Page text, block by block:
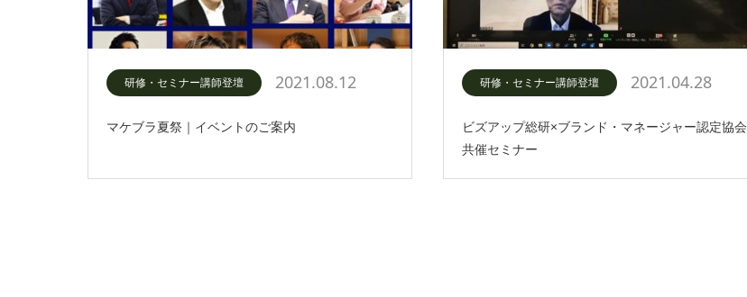
研修・セミナー講師登壇 2021.08.12
マケブラ夏祭｜イベントのご案内
研修・セミナー講師登壇 2021.04.28
ビズアップ総研×ブランド・マネージャー認定協会
共催セミナー